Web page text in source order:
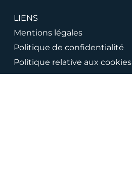
LIENS
Mentions légales
Politique de confidentialité
Politique relative aux cookies